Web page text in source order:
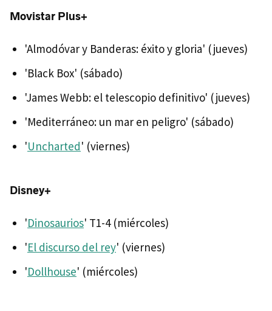
Movistar Plus+
'Almodóvar y Banderas: éxito y gloria' (jueves)
'Black Box' (sábado)
'James Webb: el telescopio definitivo' (jueves)
'Mediterráneo: un mar en peligro' (sábado)
'Uncharted' (viernes)
Disney+
'Dinosaurios' T1-4 (miércoles)
'El discurso del rey' (viernes)
'Dollhouse' (miércoles)